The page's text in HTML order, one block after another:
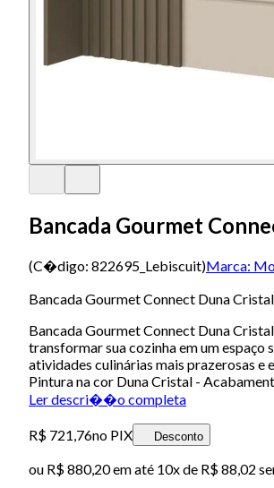
Bancada Gourmet
(C�digo: 822695_Lebiscuit)Marca:
Bancada Gourmet Connect Duna
Bancada Gourmet Connect Duna
transformar sua cozinha em um
atividades culinárias mais prazerosas
Pintura na cor Duna Cristal -
Ler descri��o completa
R$ 721,76no PIX Desconto
ou R$ 880,20em até 10x de R$ 88,02